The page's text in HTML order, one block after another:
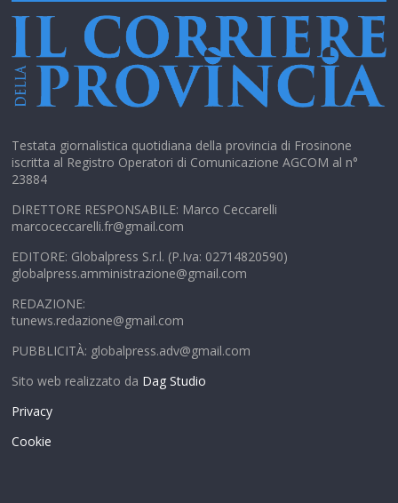
Testata giornalistica quotidiana della provincia di Frosinone
iscritta al Registro Operatori di Comunicazione AGCOM al n°
23884
DIRETTORE RESPONSABILE: Marco Ceccarelli
marcoceccarelli.fr@gmail.com
EDITORE: Globalpress S.r.l. (P.Iva: 02714820590)
globalpress.amministrazione@gmail.com
REDAZIONE:
tunews.redazione@gmail.com
PUBBLICITÀ: globalpress.adv@gmail.com
Sito web realizzato da Dag Studio
Privacy
Cookie